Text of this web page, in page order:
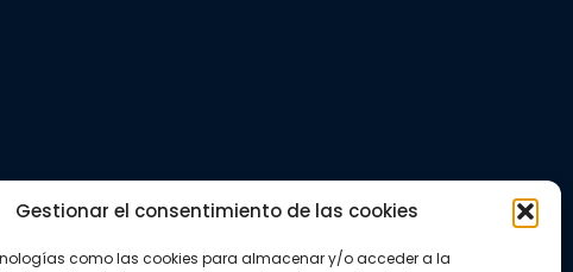
Gestionar el consentimiento de las cookies
como las cookies para almacenar y/o acceder a la